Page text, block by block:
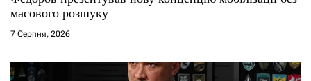
масового розшуку
7 Серпня, 2026